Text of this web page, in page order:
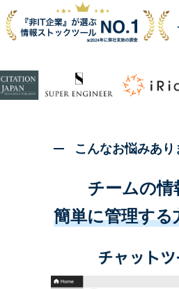
こんなお悩みあり
チームの情
簡単に管理する